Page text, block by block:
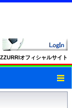
オフィシャルサイト